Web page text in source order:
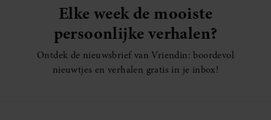
Elke week de mooiste
persoonlijke verhalen?
Ontdek de nieuwsbrief van Vriendin: boordevol
nieuwtjes en verhalen gratis in je inbox!